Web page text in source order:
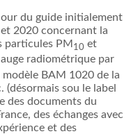
du guide initialement
2020 concernant la
particules PM 10 et
radiométrique par
BAM 1020 de la
sou le label
des documents du
des échanges avec
et des